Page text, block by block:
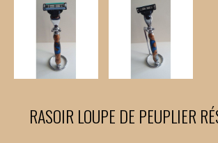
RASOIR LOUPE DE PEUPLIER